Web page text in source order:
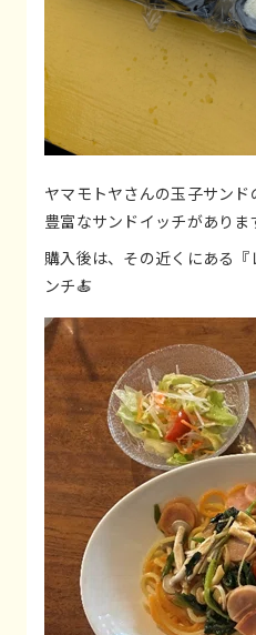
ヤマモトヤさんの玉子サン
豊富なサンドイッチがありま
購入後は、その近くにある
ンチ🍝